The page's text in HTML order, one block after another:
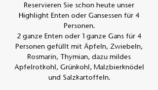
Reservieren Sie schon heute unser
Highlight Enten oder Gansessen für 4
Personen.
2 ganze Enten oder 1 ganze Gans für 4
Personen gefüllt mit Äpfeln, Zwiebeln,
Rosmarin, Thymian, dazu mildes
Apfelrotkohl, Grünkohl, Malzbierknödel
und Salzkartoffeln.